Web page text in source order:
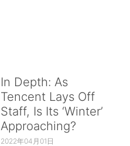
In Depth: As
Tencent Lays Off
Staff, Is Its ‘Winter’
Approaching?
2022年04月01日